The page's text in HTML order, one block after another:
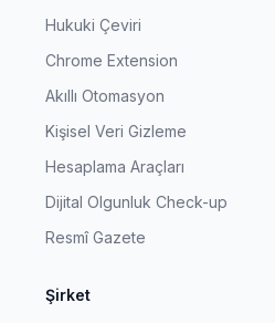
Hukuki Çeviri
Chrome Extension
Akıllı Otomasyon
Kişisel Veri Gizleme
Hesaplama Araçları
Dijital Olgunluk Check-up
Resmî Gazete
Şirket